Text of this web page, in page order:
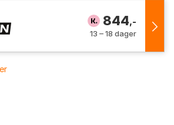
844,-
13 – 18 dager